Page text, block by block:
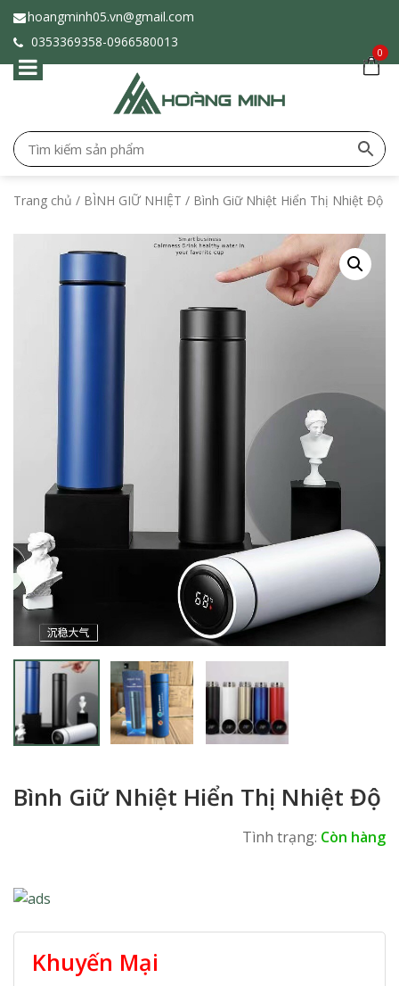
hoangminh05.vn@gmail.com
0353369358-0966580013
0
Trang chủ / BÌNH GIỮ NHIỆT / Bình Giữ Nhiệt Hiển Thị Nhiệt Độ
Bình Giữ Nhiệt Hiển Thị Nhiệt Độ
Tình trạng: Còn hàng
Khuyến Mại